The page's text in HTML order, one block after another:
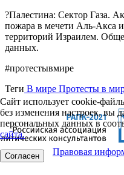
?Палестина: Сектор Газа.
пожара в мечети Аль-Акса
территорий Израилем.
данных.
#протестывмире
Теги В мире Протесты в
Сайт использует cookie-
без изменения настроек, вы
персональных данных в
сайта.
Согласен Правовая